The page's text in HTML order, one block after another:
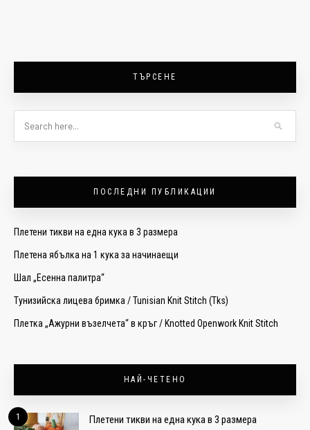
ТЪРСЕНЕ
ПОСЛЕДНИ ПУБЛИКАЦИИ
Плетени тикви на една кука в 3 размера
Плетена ябълка на 1 кука за начинаещи
Шал „Есенна палитра“
Тунизийска лицева бримка / Tunisian Knit Stitch (Tks)
Плетка „Ажурни възелчета“ в кръг / Knotted Openwork Knit Stitch
НАЙ-ЧЕТЕНО
1 Плетени тикви на една кука в 3 размера